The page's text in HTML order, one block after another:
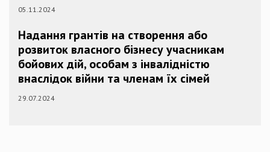
05.11.2024
Надання грантів на створення або
розвиток власного бізнесу учасникам
бойових дій, особам з інвалідністю
внаслідок війни та членам їх сімей
29.07.2024